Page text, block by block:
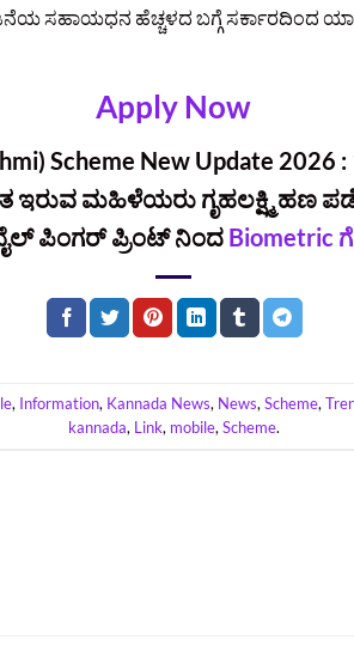
ಸಹಾಯಧನ ಹೆಚ್ಚಳದ ಬಗ್ಗೆ ಸರ್ಕಾರದಿಂದ
Apply Now
Scheme New Update
ಇರುವ ಮಹಿಳೆಯರು ಗೃಹಲಕ್ಷ್ಮಿ ಹಣ
ಪಿಂಗರ್‌ ಪ್ರಿಂಟ್‌ ನಿಂದ Biometric
, Information, Kannada News, News, Scheme,
kannada, Link, mobile, Scheme.